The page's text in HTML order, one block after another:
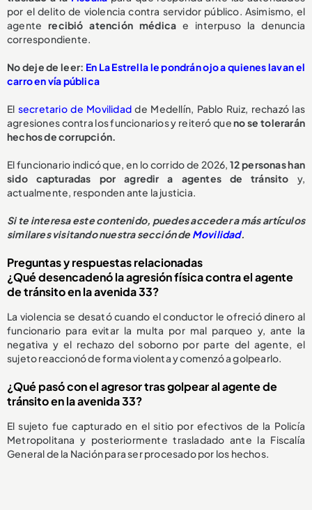
por el delito de violencia contra servidor público. Asimismo, el
agenterecibió atención médica e interpuso la denuncia
correspondiente.
No deje de leer: En La Estrella le pondrán ojo a quienes lavan el
carro en vía pública
El secretario de Movilidad de Medellín, Pablo Ruiz, rechazó las
agresiones contra los funcionarios y reiteró queno se tolerarán
hechos de corrupción.
El funcionario indicó que, en lo corrido de 2026,12 personas han
sido capturadas por agredir a agentes de tránsito y,
actualmente, responden ante la justicia.
Si te interesa este contenido, puedes acceder a más artículos
similares visitando nuestra sección deMovilidad.
Preguntas y respuestas relacionadas
¿Qué desencadenó la agresión física contra el agente
de tránsito en la avenida 33?
La violencia se desató cuando el conductor le ofreció dinero al
funcionario para evitar la multa por mal parqueo y, ante la
negativa y el rechazo del soborno por parte del agente, el
sujeto reaccionó de forma violenta y comenzó a golpearlo.
¿Qué pasó con el agresor tras golpear al agente de
tránsito en la avenida 33?
El sujeto fue capturado en el sitio por efectivos de la Policía
Metropolitana y posteriormente trasladado ante la Fiscalía
General de la Nación para ser procesado por los hechos.